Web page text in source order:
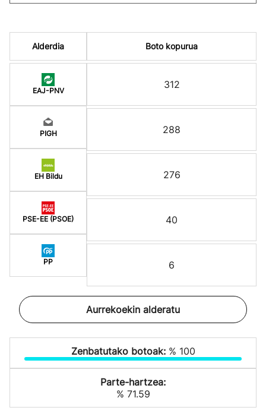
Alderdia
EAJ-PNV
PIGH
EH Bildu
PSE-EE (PSOE)
PP
Boto kopurua
312
288
276
40
6
Aurrekoekin alderatu
Zenbatutako botoak: % 100
Parte-hartzea:
% 71.59